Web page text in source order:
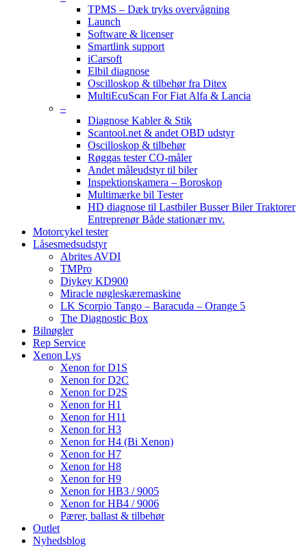
TPMS – Dæk tryks overvågning
Launch
Software & licenser
Smartlink support
iCarsoft
Elbil diagnose
Oscilloskop & tilbehør fra Ditex
MultiEcuScan For Fiat Alfa & Lancia
–
Diagnose Kabler & Stik
Scantool.net & andet OBD udstyr
Oscilloskop & tilbehør
Røggas tester CO-måler
Andet måleudstyr til biler
Inspektionskamera – Boroskop
Multimærke bil Tester
HD diagnose til Lastbiler Busser Biler Traktorer
Entreprenør Både stationær mv.
Motorcykel tester
Låsesmedsudstyr
Abrites AVDI
TMPro
Diykey KD900
Miracle nøgleskæremaskine
LK Scorpio Tango – Baracuda – Orange 5
The Diagnostic Box
Bilnøgler
Rep Service
Xenon Lys
Xenon for D1S
Xenon for D2C
Xenon for D2S
Xenon for H1
Xenon for H11
Xenon for H3
Xenon for H4 (Bi Xenon)
Xenon for H7
Xenon for H8
Xenon for H9
Xenon for HB3 / 9005
Xenon for HB4 / 9006
Pærer, ballast & tilbehør
Outlet
Nyhedsblog